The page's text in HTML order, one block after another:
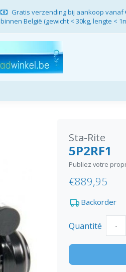
Gratis verzending bij aankoop vanaf
binnen België (gewicht < 30kg, lengte <
Sta-Rite
5P2RF1
Publiez votre
€889,95
Backorder
Quantité -